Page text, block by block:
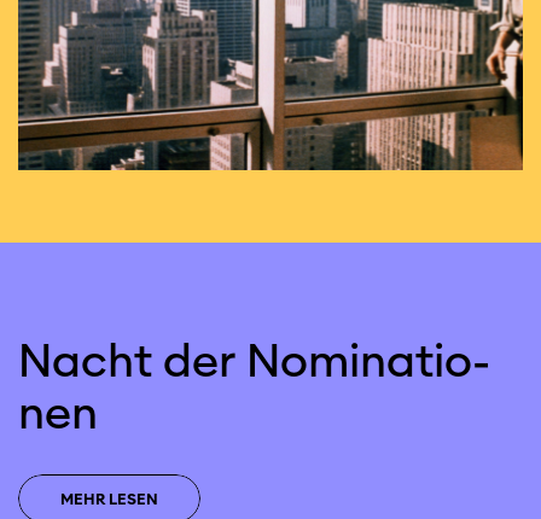
Nacht der Nomi­natio­
nen
MEHR LESEN